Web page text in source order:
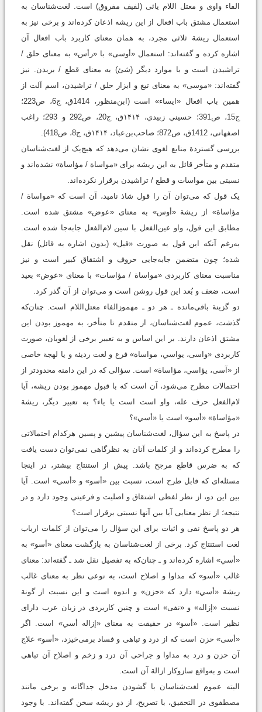
الفاء واوی و معتل اللام یائی (لفیف مفروق) است. لغت‌شناسان به
استعمال مشتق باب افعال از این ریشه اذعان کرده‌اند و برخی نیز به
استعمال ریشة ثلاثی مجرد، به همان معنای کاربرد باب افعال آن
اشاره کرده‌ و گفته‌اند: استعمال «أوسی» با «رأس» به معنای حلق /
تراشیدن است و با موارد دیگر (شئ) به معنای قطع / بریدن. نیز
گفته‌اند: «موسی» به معنای تیغ و ابزار حلق / تراشیدن، اسم آلت از
همین باب افعال «ایساء» است ‏(ابن‌منظور، 1414ق، ج6، ص223‬؛
‫ج15، ص391‬؛ ‫حسيني زبيدي‏، ۱۴۱۴ق، ج20، ص292 و 293‬؛ ‫راغب
اصفهانى، 1412ق، ص872‬؛ ‫صاحب‌بن‌عباد، ۱۴۱۴ق، ج8، ص418).‬‬‬‬
بررسی گستردة منابع لغوی نشان می‌دهد که هیچ‌یک از لغت‌شناسان
متقدم و متأخر قائل به این ریشه برای «مواساة / مؤاساة» نشده‌اند و
نسبتی بین مواسات و قطع / تراشیدن برقرار نکرده‌اند.
یک قول که می‌توان آن را قول شاذ نامید، آن است که «مواساة /
مؤاساة» از ریشة «أوس» به معنای «عوض» مشتق شده است.
مطابق این قول، واو عین‌‌الفعل با سین لام‌‌الفعل جابه‌جا شده است.
به‌رغم آنکه این قول به صورت «قیل» (بدون اشاره به قائل) نقل
شده؛ چون متضمن جابه‌جایی حروف و اشتقاق کبیر است و نیز
مناسبت معنای کاربردی «مواساة / مؤاسات» با معنای «عوض» بعید
است، ضعف و بُعد این قول روشن است و می‌توان از آن گذر کرد.
دو گزینة باقی‌مانده ـ هر دو ـ مهموزالفاء معتل‌اللام است. چنان‌که
گذشت، عموم لغت‌شناسان، از متقدم تا متأخر، به مهموز بودن این
مشتق اذعان دارند. بر این اساس و به تعبیر برخی از لغویان، صورت
کاربردی «واسی، یواسي، مواساة» فرع و لغت ردیئه و یا لهجة خاصی
از «آسی، یؤاسي، مؤاساة» است. سؤالی که در این دامنه محدودتر از
احتمالات مطرح می‌شود، آن است که با قبول مهموز بودن ریشه، آیا
لام‌الفعل حرف عله، واو است است یا یاء؟ به تعبیر دیگر، ریشة
«مؤاساة» «أسو» است یا «أسي»؟
در پاسخ به این سؤال، لغت‌شناسان پیشین و پسین هرکدام احتمالاتی
را مطرح کرده‌اند و از کلمات آنان به نظرگاهی نمی‌توان دست یافت
که به ضرس قاطع مرجح باشد. پیش از استنتاج بیشتر، در اینجا
مسئله‌ای که قابل طرح است، نسبت بین «أسو» و «أسي» است. آیا
بین این دو، از نظر لفظی اشتقاق و اصلیت و فرعیتی وجود دارد و در
نتیجه؛ از نظر معنایی آیا بین آنها نسبتی برقرار است؟
هر دو پاسخ نفی و اثبات برای این سؤال را می‌توان از کلمات ارباب
لغت استنتاج کرد. برخی از لغت‌شناسان به بازگشت معنای «أسو» به
«أسي» اشاره کرده‌اند و ـ چنان‌که به تفصیل نقل شد ـ گفته‌اند: معنای
غالب «أسو» که مداوا و اصلاح است، به نوعی نظر به معنای غالب
ریشة «أسي» دارد که «حزن» و اندوه است و این نسبت از گونة
نسبت «إزاله» و «نفی» است و چنین کاربردی در زبان عرب دارای
نظیر است. «أسو» در حقیقت به معنای «إزاله أسي» است. اگر
«أسی» حزن است که از درد و تباهی و فساد بر‌می‌خیزد، «أسو» علاج
آن حزن و درد به مداوا و جراحی آن درد و زخم و اصلاح آن تباهی
است و به‌واقع سازوکار ازالة آن است.
البته عموم لغت‌شناسان با گشودن مدخل جداگانه و برخی مانند
مصطفوی در التحقیق، با تصریح، از دو ریشه سخن گفته‌اند. با وجود